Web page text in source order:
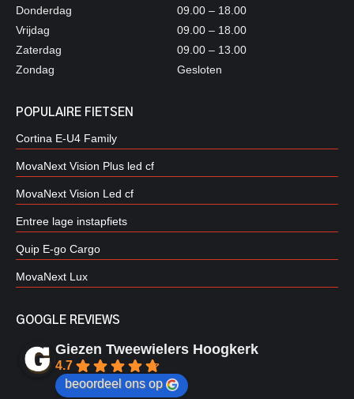
Donderdag
Vrijdag
Zaterdag
Zondag
09.00 – 18.00
09.00 – 18.00
09.00 – 13.00
Gesloten
POPULAIRE FIETSEN
Cortina E-U4 Family
MovaNext Vision Plus led cf
MovaNext Vision Led cf
Entree lage instapfiets
Quip E-go Cargo
MovaNext Lux
GOOGLE REVIEWS
Giezen Tweewielers Hoogkerk
4.7
beoordeel ons op